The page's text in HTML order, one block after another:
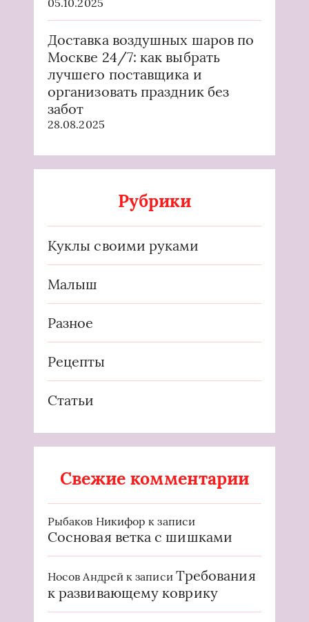
05.10.2025
Доставка воздушных шаров по
Москве 24/7: как выбрать
лучшего поставщика и
организовать праздник без
забот
28.08.2025
Рубрики
Куклы своими руками
Малыш
Разное
Рецепты
Статьи
Свежие комментарии
Рыбаков Никифор к записи
Сосновая ветка с шишками
Носов Андрейк записи Требования
к развивающему коврику